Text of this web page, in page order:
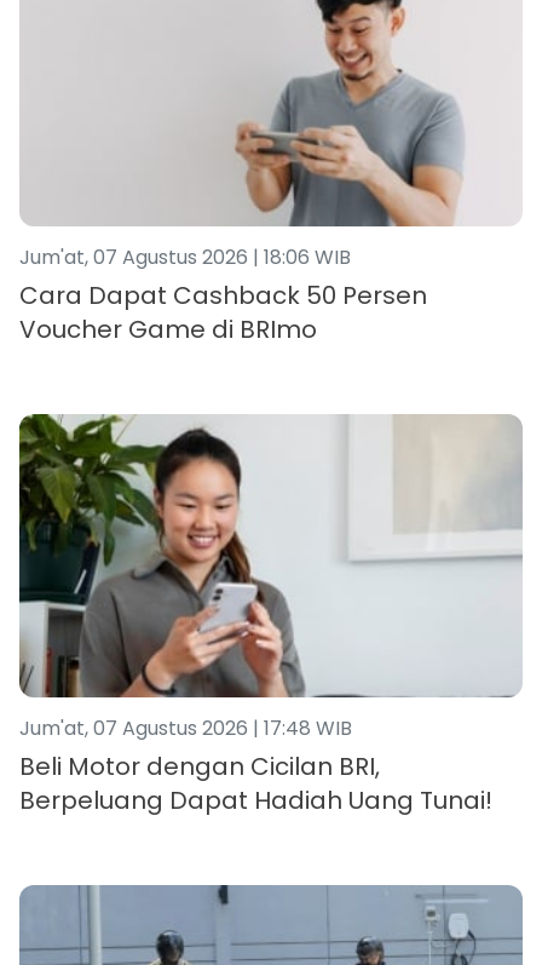
Jum'at, 07 Agustus 2026 | 18:06 WIB
Cara Dapat Cashback 50 Persen
Voucher Game di BRImo
Jum'at, 07 Agustus 2026 | 17:48 WIB
Beli Motor dengan Cicilan BRI,
Berpeluang Dapat Hadiah Uang Tunai!